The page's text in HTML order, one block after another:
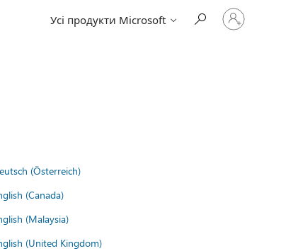
Усі продукти Microsoft
Увійдіть
свій
(Österreich)
(Canada)
(Malaysia)
(United Kingdom)